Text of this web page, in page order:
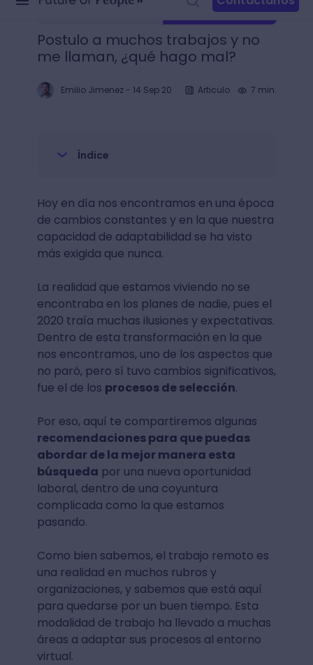
Postulo a muchos trabajos y no
me llaman, ¿qué hago mal?
Emilio Jimenez- 14 Sep 20 Articulo 7 min.
Índice
Hoy en día nos encontramos en una época
de cambios constantes y en la que nuestra
capacidad de adaptabilidad se ha visto
más exigida que nunca.
La realidad que estamos viviendo no se
encontraba en los planes de nadie, pues el
2020 traía muchas ilusiones y expectativas.
Dentro de esta transformación en la que
nos encontramos, uno de los aspectos que
no paró, pero sí tuvo cambios significativos,
fue el de los procesos de selección.
Por eso, aquí te compartiremos algunas
recomendaciones para que puedas
abordar de la mejor manera esta
búsqueda por una nueva oportunidad
laboral, dentro de una coyuntura
complicada como la que estamos
pasando.
Como bien sabemos, el trabajo remoto es
una realidad en muchos rubros y
organizaciones, y sabemos que está aquí
para quedarse por un buen tiempo. Esta
modalidad de trabajo ha llevado a muchas
áreas a adaptar sus procesos al entorno
virtual.